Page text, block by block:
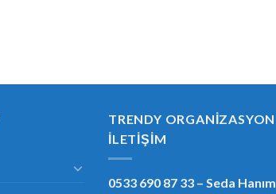
TRENDY ORGANIZASYON
İLETIŞIM
0533 690 87 33 – Seda Hanım